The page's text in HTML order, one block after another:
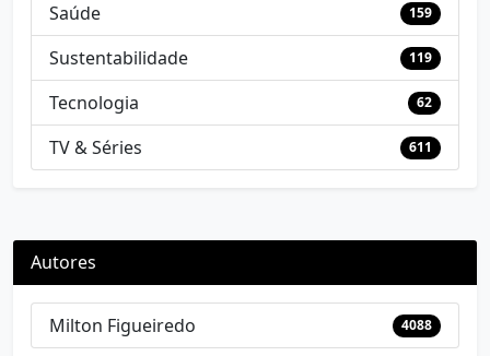
Saúde 159
Sustentabilidade 119
Tecnologia 62
TV & Séries 611
Autores
Milton Figueiredo 4088